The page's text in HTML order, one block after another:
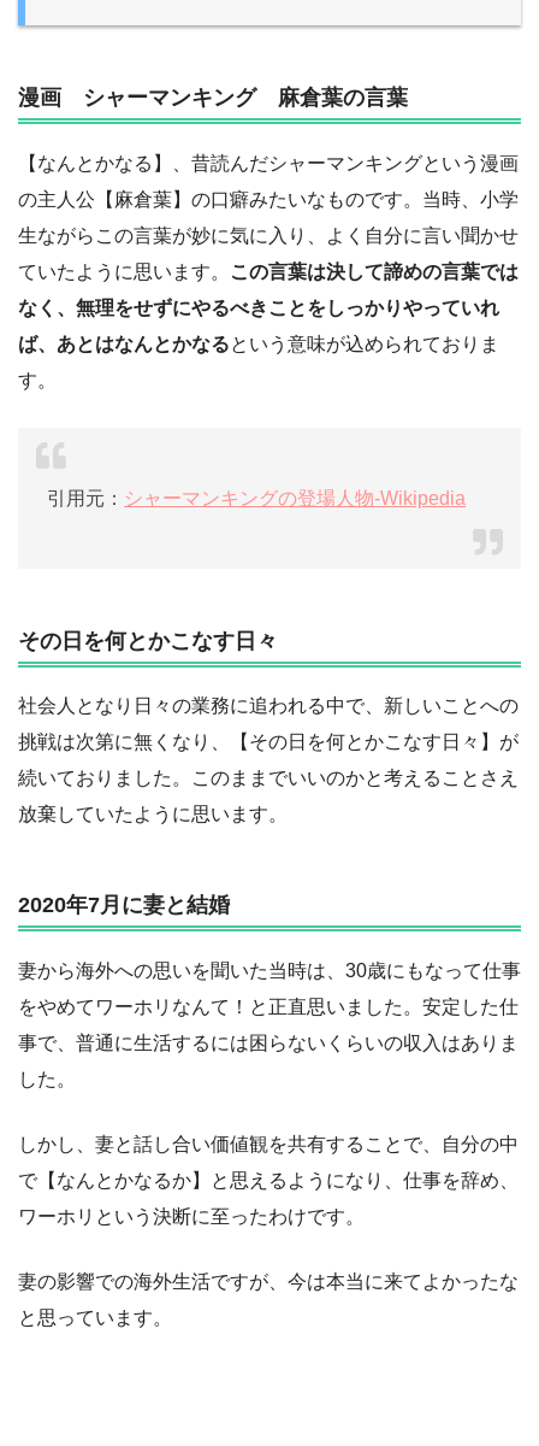
漫画 シャーマンキング 麻倉葉の言葉
【なんとかなる】、昔読んだシャーマンキングという漫画
の主人公【麻倉葉】の口癖みたいなものです。当時、小学
生ながらこの言葉が妙に気に入り、よく自分に言い聞かせ
ていたように思います。
この言葉は決して諦めの言葉では
なく、無理をせずにやるべきことをしっかりやっていれ
ば、あとはなんとかなるという意味が込められておりま
す。
引用元： シャーマンキングの登場人物-Wikipedia
その日を何とかこなす日々
社会人となり日々の業務に追われる中で、新しいことへの
挑戦は次第に無くなり、【その日を何とかこなす日々】が
続いておりました。このままでいいのかと考えることさえ
放棄していたように思います。
2020年7月に妻と結婚
妻から海外への思いを聞いた当時は、30歳にもなって仕事
をやめてワーホリなんて！と正直思いました。安定した仕
事で、普通に生活するには困らないくらいの収入はありま
した。
しかし、妻と話し合い価値観を共有することで、自分の中
で【なんとかなるか】と思えるようになり、仕事を辞め、
ワーホリという決断に至ったわけです。
妻の影響での海外生活ですが、今は本当に来てよかったな
と思っています。